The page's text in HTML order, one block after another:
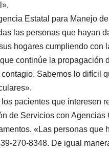
Estatal para Manejo
las personas que hayan
hogares cumpliendo con
continúe la
Sabemos lo difícil
pacientes que interesen
de Servicios con
«Las personas
270-8348. De igual